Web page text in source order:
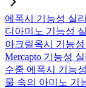
에폭시 기능성 실
디아미노 기능성
아크릴옥시 기능
Mercapto 기능성
수중 에폭시 기능
물 속의 아미노 기